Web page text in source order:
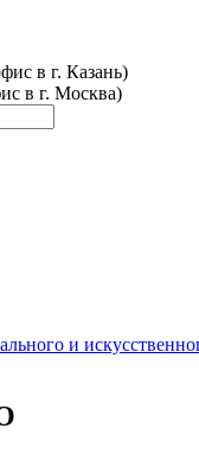
в г. Казань)
в г. Москва)
и